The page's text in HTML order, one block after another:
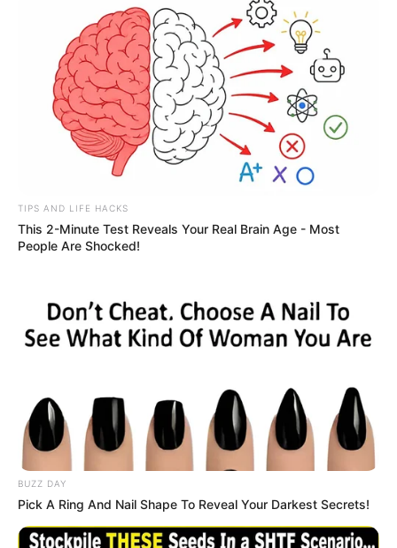
TIPS AND LIFE HACKS
This 2-Minute Test Reveals Your Real Brain Age - Most
People Are Shocked!
BUZZ DAY
Pick A Ring And Nail Shape To Reveal Your Darkest Secrets!